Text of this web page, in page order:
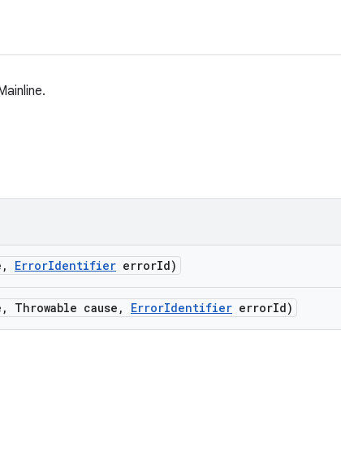
, ErrorIdentifier errorId)
, Throwable cause , ErrorIdentifier errorId)